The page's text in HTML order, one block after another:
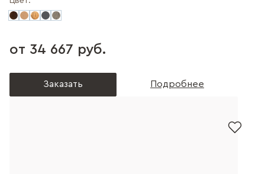
от 34 667 руб.
Заказать Подробнее